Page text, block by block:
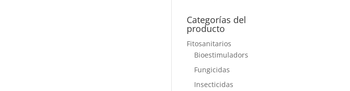
Categorías del
producto
Fitosanitarios
Bioestimuladors
Fungicidas
Insecticidas